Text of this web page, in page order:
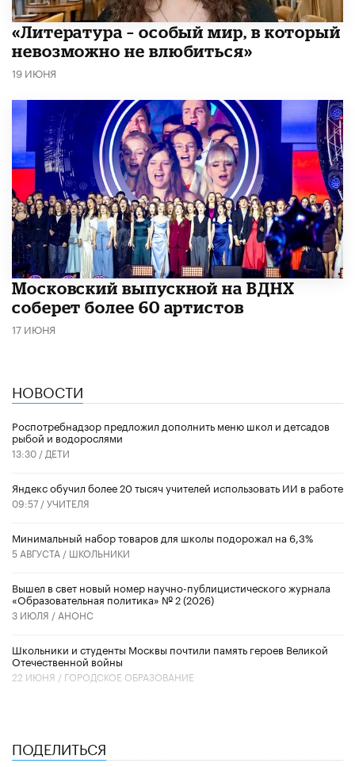
​«Литература – особый мир, в который
невозможно не влюбиться»
19 ИЮНЯ
Московский выпускной на ВДНХ
соберет более 60 артистов
17 ИЮНЯ
НОВОСТИ
Роспотребнадзор предложил дополнить меню школ и детсадов
рыбой и водорослями
13:30 / ДЕТИ
​Яндекс обучил более 20 тысяч учителей использовать ИИ в работе
09:57 /УЧИТЕЛЯ
Минимальный набор товаров для школы подорожал на 6,3%
5 АВГУСТА / ШКОЛЬНИКИ
Вышел в свет новый номер научно-публицистического журнала
«Образовательная политика» № 2 (2026)
3 ИЮЛЯ / АНОНС
Школьники и студенты Москвы почтили память героев Великой
Отечественной войны
22 ИЮНЯ / ГОРОДСКОЕ ОБРАЗОВАНИЕ
ПОДЕЛИТЬСЯ